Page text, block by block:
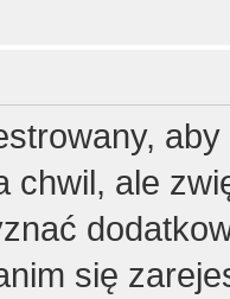
chwil, ale
się